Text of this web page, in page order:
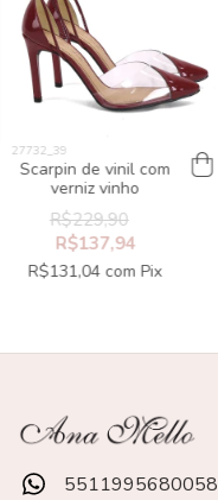
Scarpin de vinil com
verniz vinho
R$229,90
R$137,94
R$131,04 com Pix
5511995680058